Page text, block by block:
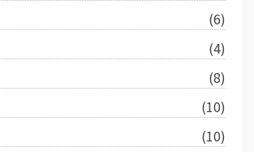
(6)
(4)
(8)
(10)
(10)